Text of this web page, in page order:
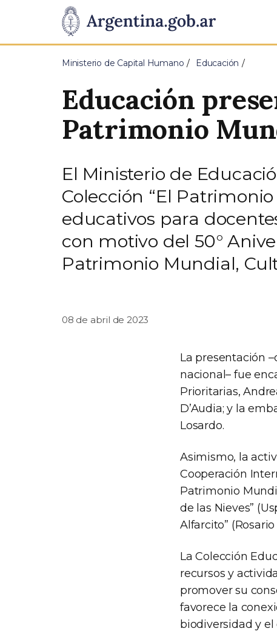
Presidencia
de
Pasar al contenido principal
Ministerio de Capital Humano Educación
Educación
Patrimonio
El Ministerio de
Colección “El
educativos para
con motivo del 50°
Patrimonio Mundial,
08 de abril de 2023
La presentación
nacional– fue
Prioritarias,
D’Audia; y la
Losardo.
Asimismo, la
Cooperación
Patrimonio
de las Nieves”
Alfarcito”
La Colección
recursos y
promover su
favorece la
biodiversidad y